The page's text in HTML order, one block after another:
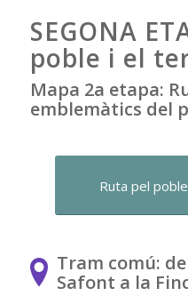
SEGONA
poble i el
Mapa 2a etapa:
emblemàtics del
Ruta pel
Tram comú:
Safont a la